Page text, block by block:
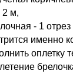
2 м,
- 1
именно
оплетку